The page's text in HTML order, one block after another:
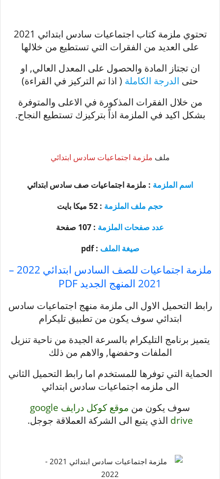
تحتوي ملزمة كتاب اجتماعيات سادس ابتدائي 2021
على العديد من الفقرات التي تستطيع من خلالها
ان تجتاز المادة والحصول على المعدل العالي, او
حتى الدرجة الكاملة ( اذا تم التركيز في القراءة)
من خلال الفقرات المذكورة في الاعلى والمتوفرة
بشكل اكيد في الملزمة اذاً بتركيزك تستطيع النجاح.
ملف ملزمة اجتماعيات سادس ابتدائي
اسم الملزمة : ملزمة اجتماعيات صف سادس ابتدائي
حجم ملف الملزمة : 52
ميكا بايت
عدد صفحات الملزمة : 107 صفحة
صيغة الملف : pdf
ملزمة اجتماعيات للصف السادس ابتدائي 2022 –
2021 المنهج الجديد PDF
رابط التحميل الاول الى ملزمة منهج اجتماعيات سادس
ابتدائي سوف يكون من تطبيق تليكرام
يتميز برنامج التليكرام بالسرعة الجيدة من ناحية تنزيل
الملفات وحفضها, والاهم من ذلك
الحماية التي توفرها للمستخدم اما رابط التحميل الثاني
الى ملزمه اجتماعيات سادس ابتدائي
سوف يكون من
موقع كوكل درايف google
drive الذي يتبع الى الشركة العملاقة جوجل.